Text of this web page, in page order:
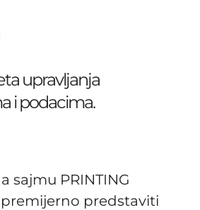
upravljanja
i podacima.
sajmu PRINTING
predstaviti